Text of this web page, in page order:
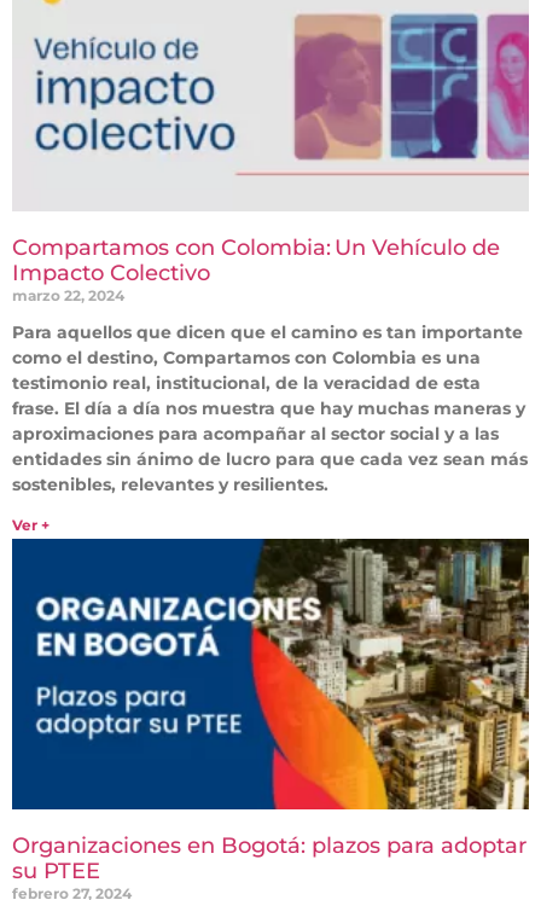
Compartamos con Colombia: Un Vehículo de
Impacto Colectivo
marzo 22, 2024
Para aquellos que dicen que el camino es tan importante
como el destino, Compartamos con Colombia es una
testimonio real, institucional, de la veracidad de esta
frase. El día a día nos muestra que hay muchas maneras y
aproximaciones para acompañar al sector social y a las
entidades sin ánimo de lucro para que cada vez sean más
sostenibles, relevantes y resilientes.
Ver +
Organizaciones en Bogotá: plazos para adoptar
su PTEE
febrero 27, 2024